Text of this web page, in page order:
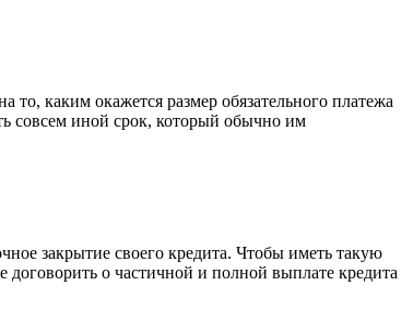
каким окажется размер обязательного платежа
совсем иной срок, который обычно им
закрытие своего кредита. Чтобы иметь такую
договорить о частичной и полной выплате кредита